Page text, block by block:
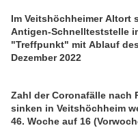
Im Veitshöchheimer Altort
Antigen-Schnellteststelle
"Treffpunkt" mit Ablauf
Dezember 2022
Zahl der Coronafälle nach
sinken in Veitshöchheim
46. Woche auf 16